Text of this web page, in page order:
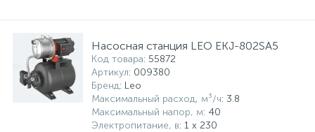
Насосная станция LEO EKJ-802SA5
Код товара: 55872
Артикул: 009380
Бренд: Leo
Максимальный расход, м³/ч: 3.8
Максимальный напор, м: 40
Электропитание, в: 1 x 230